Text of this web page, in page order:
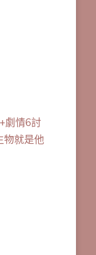
劇情6討
物就是他